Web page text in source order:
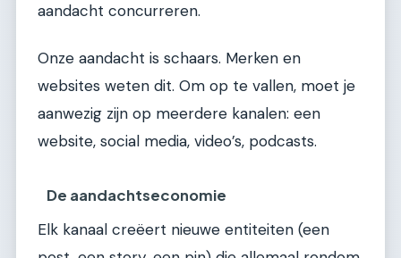
aandacht concurreren.
Onze aandacht is schaars. Merken en
websites weten dit. Om op te vallen, moet je
aanwezig zijn op meerdere kanalen: een
website, social media, video’s, podcasts.
De aandachtseconomie
Elk kanaal creëert nieuwe entiteiten (een